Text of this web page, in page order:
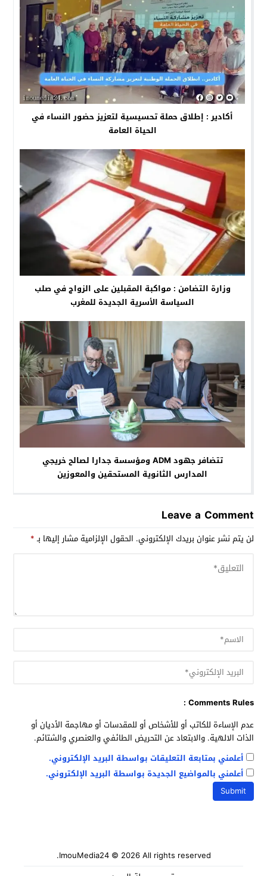
أكادير : إطلاق حملة تحسيسية لتعزيز حضور النساء في
الحياة العامة
وزارة التضامن : مواكبة المقبلين على الزواج في صلب
السياسة الأسرية الجديدة للمغرب
تتضافر جهود ADM ومؤسسة جدارا لصالح خريجي
المدارس الثانوية المستحقين والمعوزين
Leave a Comment
لن يتم نشر عنوان بريدك الإلكتروني. الحقول الإلزامية مشار إليها بـ*
Comments Rules :
عدم الإساءة للكاتب أو للأشخاص أو للمقدسات أو مهاجمة الأديان أو
الذات الالهية. والابتعاد عن التحريض الطائفي والعنصري والشتائم.
أعلمني بمتابعة التعليقات بواسطة البريد الإلكتروني.
أعلمني بالمواضيع الجديدة بواسطة البريد الإلكتروني.
ImouMedia24© 2026 All rights reserved.